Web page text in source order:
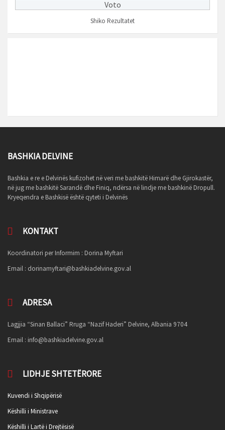
Shiko Rezultatet
BASHKIA DELVINE
Bashkia e re e Delvinës kufizohet në veri me bashkitë Himarë dhe Gjirokastër,
në jug me bashkitë Sarandë dhe Finiq, ndërsa në lindje me bashkinë Dropull.
Kryeqendra e Bashkisë është qyteti i Delvinës
KONTAKT
Koordinatori per Informim : Dorina Myftari
Email : dorinamyftari@bashkiadelvine.gov.al
ADRESA
Lagjjia “Sinan Ballaci” Rruga “Nazif Haderi” Delvine, Albania 9704
Email : info@bashkiadelvine.gov.al
LIDHJE SHTETËRORE
Kuvendi i Shqipërisë
Këshilli i Ministrave
Këshilli i Lartë i Drejtësisë